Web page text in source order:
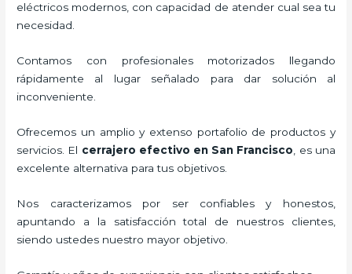
eléctricos modernos, con capacidad de atender cual sea tu
necesidad.
Contamos con profesionales motorizados llegando
rápidamente al lugar señalado para dar solución al
inconveniente.
Ofrecemos un amplio y extenso portafolio de productos y
servicios. El cerrajero efectivo en San Francisco , es una
excelente alternativa para tus objetivos.
Nos caracterizamos por ser confiables y honestos,
apuntando a la satisfacción total de nuestros clientes,
siendo ustedes nuestro mayor objetivo.